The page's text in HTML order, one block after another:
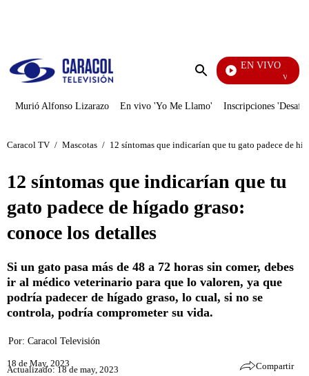
Enviar
EN VIVO
Vecinos
Murió Alfonso Lizarazo En vivo 'Yo Me Llamo' Inscripciones
Caracol TV / Mascotas / 12 síntomas que indicarían que tu gato padece de
12 síntomas que indicarían que tu
gato padece de hígado graso:
conoce los detalles
Si un gato pasa más de 48 a 72 horas sin comer, debes
ir al médico veterinario para que lo valoren, ya que
podría padecer de hígado graso, lo cual, si no se
controla, podría comprometer su vida.
Por: Caracol Televisión
18 de May, 2023
Actualizado: 18 de may, 2023 Compartir